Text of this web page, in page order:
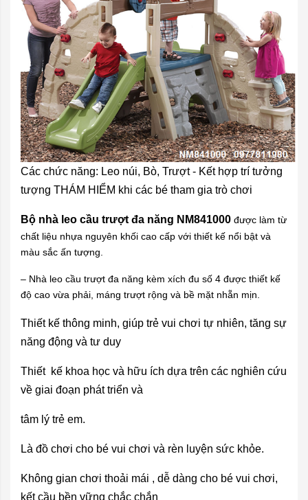
Các chức năng: Leo núi, Bò, Trượt - Kết hợp trí tưởng
tượng THÁM HIỂM khi các bé tham gia trò chơi
Bộ nhà leo cầu trượt đa năng NM841000 được làm từ
chất liệu nhựa nguyên khối cao cấp với thiết kế nổi bật và
màu sắc ấn tượng.
– Nhà leo cầu trượt đa năng kèm xích đu số 4 được thiết kế
độ cao vừa phải, máng trượt rộng và bề mặt nhẵn mịn.
Thiết kế thông minh, giúp trẻ vui chơi tự nhiên, tăng sự
năng động và tư duy
Thiết kế khoa học và hữu ích dựa trên các nghiên cứu
về giai đoạn phát triển và
tâm lý trẻ em.
Là đồ chơi cho bé vui chơi và rèn luyện sức khỏe.
Không gian chơi thoải mái , dễ dàng cho bé vui chơi,
kết cầu bền vững chắc chắn